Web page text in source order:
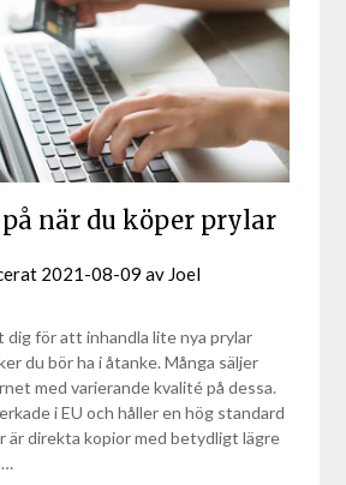
när du köper prylar
2021-08-09 av Joel
dig för att inhandla lite nya prylar
du bör ha i åtanke. Många säljer
med varierande kvalité på dessa.
i EU och håller en hög standard
är direkta kopior med betydligt lägre